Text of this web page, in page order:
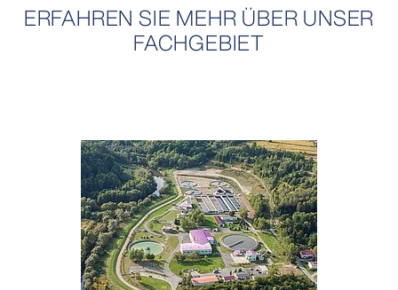
ERFAHREN SIE MEHR ÜBER UNSER
FACHGEBIET